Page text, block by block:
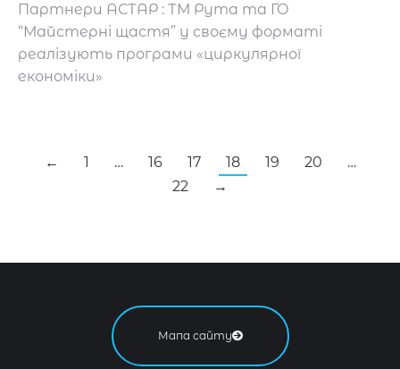
Партнери АСТАР : ТМ Рута та ГО
“Майстерні щастя” у своєму форматі
реалізують програми «циркулярної
економіки»
← 1 … 16 17 18 19 20
…
22
→
Мапа сайту